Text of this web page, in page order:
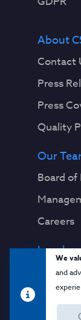
We
and
About
Contact
Press
Press
Quality
Our
Board
Careers
Legal
Privacy
Terms